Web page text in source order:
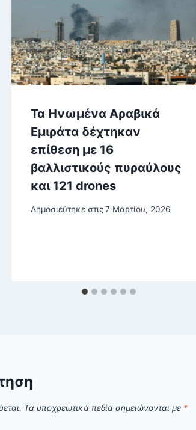
Τα Ηνωμένα Αραβικά
Εμιράτα δέχτηκαν
επίθεση με 16
βαλλιστικούς πυραύλους
και 121 drones
Δημοσιεύτηκε στις 7 Μαρτίου, 2026
Τα υποχρεωτικά πεδία σημειώνονται με *